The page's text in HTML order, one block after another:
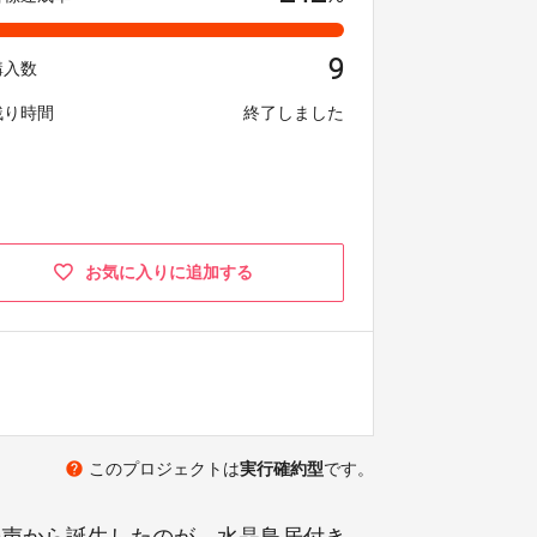
入数 9
時間 終了しました
お気に入りに追加する
help このプロジェクトは実行確約型です。